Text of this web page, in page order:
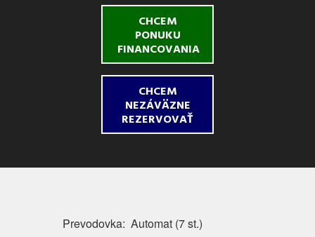
CHCEM
PONUKU
FINANCOVANIA
CHCEM
NEZÁVÄZNE
REZERVOVAŤ
Prevodovka: Automat (7 st.)